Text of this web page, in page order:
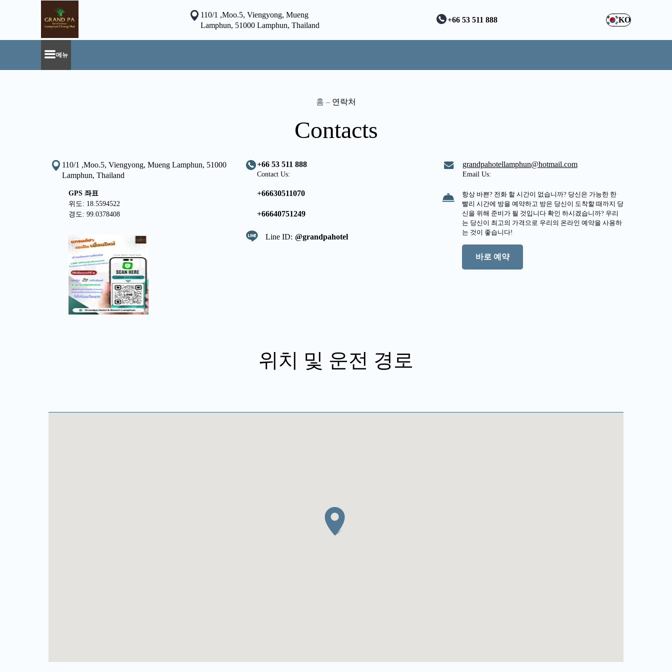
110/1 ,Moo.5, Viengyong, Mueng
Lamphun, 51000 Lamphun, Thailand
+66 53 511 888 KO
메뉴
홈 – 연락처
Contacts
110/1 ,Moo.5, Viengyong, Mueng Lamphun, 51000
Lamphun, Thailand
GPS 좌표
위도: 18.5594522
경도: 99.0378408
+66 53 511 888
Contact Us:
+66630511070
+66640751249
Line ID: @grandpahotel
grandpahotellamphun@hotmail.com
Email Us:
항상 바쁜? 전화 할 시간이 없습니까? 당신은 가능한 한
빨리 시간에 방을 예약하고 방은 당신이 도착할 때까지 당
신을 위해 준비가 될 것입니다 확인 하시겠습니까? 우리
는 당신이 최고의 가격으로 우리의 온라인 예약을 사용하
는 것이 좋습니다!
바로 예약
위치 및 운전 경로